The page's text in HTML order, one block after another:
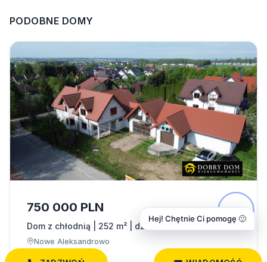
PODOBNE DOMY
750 000 PLN
Dom z chłodnią | 252 m² | działka…
Nowe Aleksandrowo
Hej! Chętnie Ci pomogę 🙂